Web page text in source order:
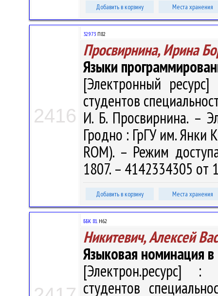
Добавить в корзину Места хранения
2416
32.973 П82
Просвирнина, Ирина
Языки
[Электронный
студентов
И. Б. Просвирнина. –
Гродно : ГрГУ им. Янки
ROM). – Режим
1807. – 4142334305 от
Добавить в корзину Места хранения
ББК 81.Н62
Никитевич, Алексей
Языковая номинация
[Электрон.ресурс] :
студентов